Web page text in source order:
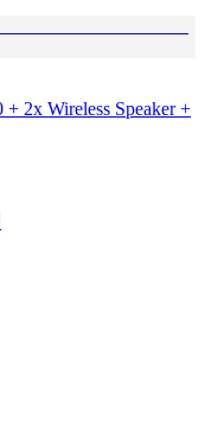
2x Wireless Speaker +